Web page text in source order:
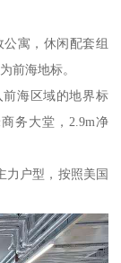
寓，休闲配套组
前海地标。
海区域的地界标
务大堂，2.9m净
力户型，按照美国